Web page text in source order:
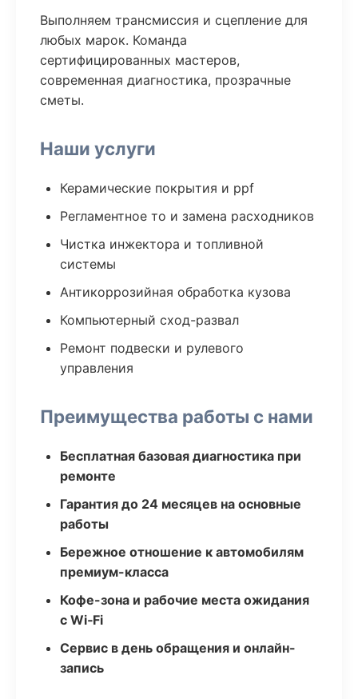
Выполняем трансмиссия и сцепление для
любых марок. Команда
сертифицированных мастеров,
современная диагностика, прозрачные
сметы.
Наши услуги
Керамические покрытия и ppf
Регламентное то и замена расходников
Чистка инжектора и топливной
системы
Антикоррозийная обработка кузова
Компьютерный сход-развал
Ремонт подвески и рулевого
управления
Преимущества работы с нами
Бесплатная базовая диагностика при
ремонте
Гарантия до 24 месяцев на основные
работы
Бережное отношение к автомобилям
премиум-класса
Кофе-зона и рабочие места ожидания
с Wi‑Fi
Сервис в день обращения и онлайн-
запись